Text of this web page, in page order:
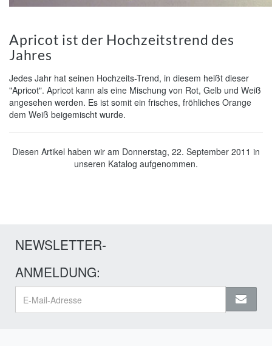
Apricot ist der Hochzeitstrend des
Jahres
Jedes Jahr hat seinen Hochzeits-Trend, in diesem heißt dieser
"Apricot". Apricot kann als eine Mischung von Rot, Gelb und Weiß
angesehen werden. Es ist somit ein frisches, fröhliches Orange
dem Weiß beigemischt wurde.
Diesen Artikel haben wir am Donnerstag, 22. September 2011 in
unseren Katalog aufgenommen.
NEWSLETTER-
ANMELDUNG: